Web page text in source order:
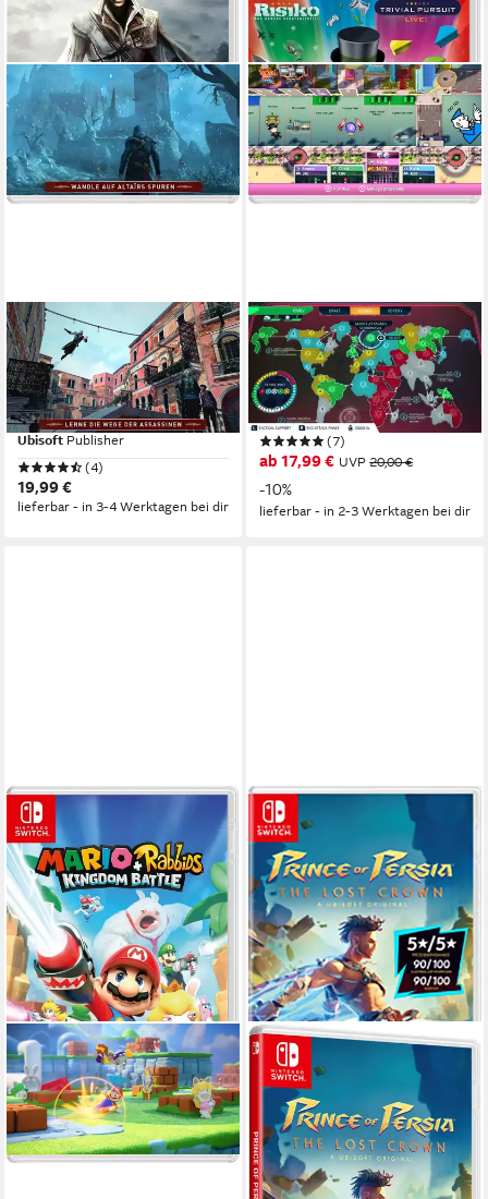
UBISOFT
Assassin's Creed Ezio
Collection
Nintendo Switch Plattform
ab 16 Jahren USK-Freigabe
Ubisoft Publisher
(4)
19,99 €
lieferbar - in 3-4 Werktagen bei dir
UBISOFT
Hasbro Game Night
Nintendo Switch Plattform
ab 6 Jahren USK-Freigabe
Ubisoft Publisher
(7)
ab 17,99 € UVP 20,00 €
-10%
lieferbar - in 2-3 Werktagen bei dir
UBISOFT
Prince of Persia: The Lost
Crown (Code in a Box)
Nintendo Switch Plattform
ab 12 Jahren USK-Freigabe
Ubisoft Publisher
ab 15,99 € UVP19,99 €